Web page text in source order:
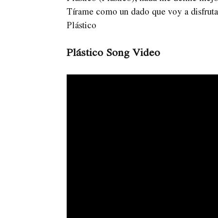
Tírame como un dado que voy a
Plástico
Plástico Song Video